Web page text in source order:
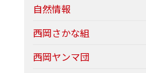
自然情報
西岡さかな組
西岡ヤンマ団